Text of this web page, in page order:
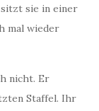
sitzt sie in einer
mal wieder
nicht. Er
Staffel. Ihr